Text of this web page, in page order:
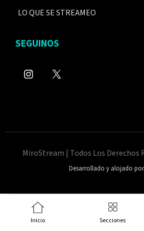
LO QUE SE STREAMEO
SEGUINOS
MiroStream | Todos Los Derechos
Desarrollado y alojado por
Inicio Secciones